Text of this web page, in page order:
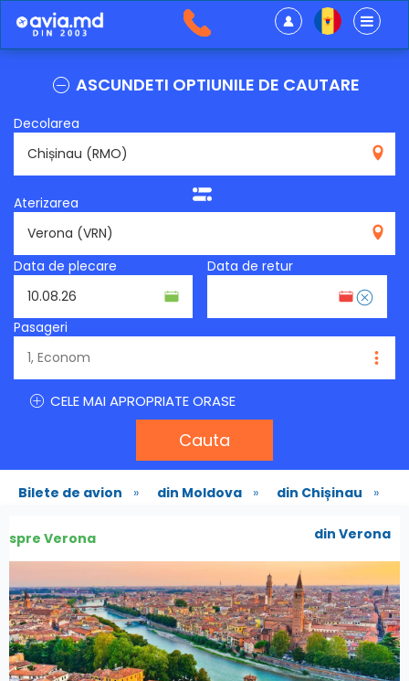
ASCUNDETI OPTIUNILE DE CAUTARE
Decolarea
Aterizarea
Data de plecare
Data de retur
Pasageri
CELE MAI APROPRIATE ORASE
Cauta
Bilete de avion » din Moldova » din Chișinau »
spre Verona din Verona